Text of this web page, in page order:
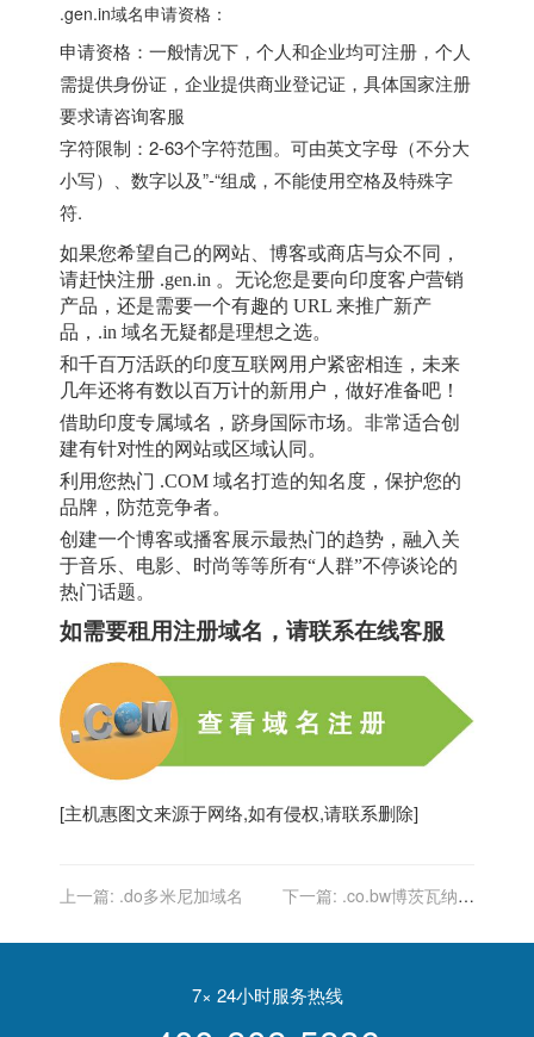
.gen.in域名申请资格：
申请资格：一般情况下，个人和企业均可注册，个人
需提供身份证，企业提供商业登记证，具体国家注册
要求请咨询客服
字符限制：2-63个字符范围。可由英文字母（不分大
小写）、数字以及”-“组成，不能使用空格及特殊字
符.
如果您希望自己的网站、博客或商店与众不同，
请赶快注册 .gen.in 。无论您是要向印度客户营销
产品，还是需要一个有趣的 URL 来推广新产
品，.in 域名无疑都是理想之选。
和千百万活跃的印度互联网用户紧密相连，未来
几年还将有数以百万计的新用户，做好准备吧！
借助印度专属域名，跻身国际市场。非常适合创
建有针对性的网站或区域认同。
利用您热门 .COM 域名打造的知名度，保护您的
品牌，防范竞争者。
创建一个博客或播客展示最热门的趋势，融入关
于音乐、电影、时尚等等所有“人群”不停谈论的
热门话题。
如需要租用注册域名 ，请联系在线客服
[主机惠图文来源于网络,如有侵权,请联系删除]
上一篇: .do多米尼加域名 下一篇: .co.bw博茨瓦纳域
7× 24小时服务热线